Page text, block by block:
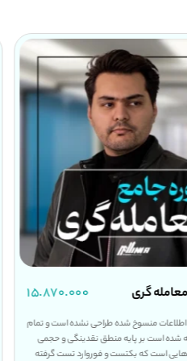
گری ۱۵.۸۷۰.۰۰۰
اطلاعات منسوخ شده طراحی نشده است و تمام
شده است بر پایه منطق نقدینگی و حجمی
هایی است که بکتست و فوروارد تست گرفته